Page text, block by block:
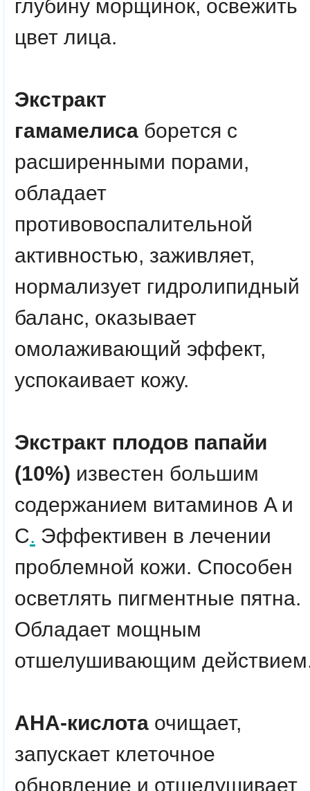
глубину морщинок, освежить
цвет лица.
Экстракт
гамамелиса борется с
расширенными порами,
обладает
противовоспалительной
активностью, заживляет,
нормализует гидролипидный
баланс, оказывает
омолаживающий эффект,
успокаивает кожу.
Экстракт плодов папайи
(10%) известен большим
содержанием витаминов A и
С. Эффективен в лечении
проблемной кожи. Способен
осветлять пигментные пятна.
Обладает мощным
отшелушивающим
AHA-кислота очищает,
запускает клеточное
обновление и отшелушивает